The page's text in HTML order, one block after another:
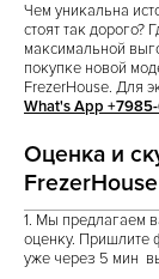
3748
Чем уникальна
стоят так дорого?
максимальной
покупке новой
FrezerHouse. Для
What's App
Оценка и
FrezerHouse
1. Мы предлагаем
оценку. Пришлите
уже через 5 мин